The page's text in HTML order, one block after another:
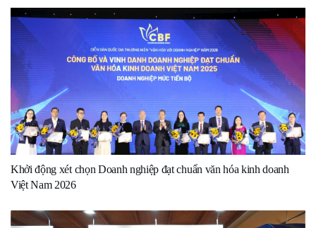
Khởi động xét chọn Doanh nghiệp đạt chuẩn văn hóa kinh doanh
Việt Nam 2026